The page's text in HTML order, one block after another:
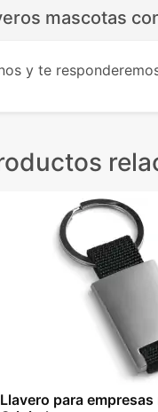
mascotas
y te
Llavero para